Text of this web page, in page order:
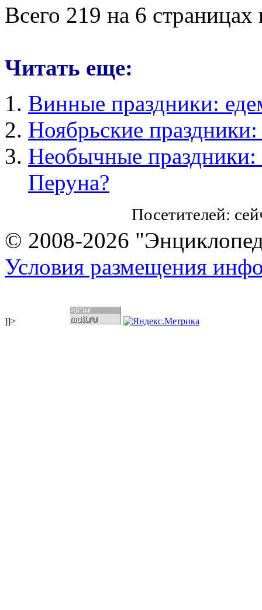
Всего 219 на 6
Читать еще:
Винные праздники:
Ноябрьские
Необычные праздники:
Перуна?
Посетителей:
© 2008-2026
Условия размещения
]]>